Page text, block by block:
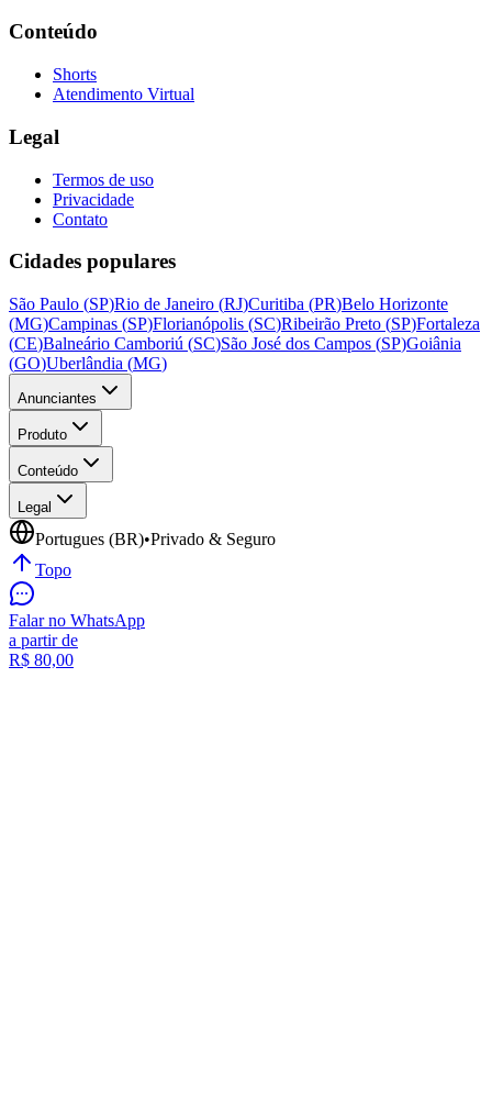
Conteúdo
Shorts
Atendimento Virtual
Legal
Termos de uso
Privacidade
Contato
Cidades populares
São Paulo (SP)Rio de Janeiro (RJ)Curitiba (PR)Belo Horizonte
(MG)Campinas (SP)Florianópolis (SC)Ribeirão Preto (SP)Fortaleza
(CE)Balneário Camboriú (SC)São José dos Campos (SP)Goiânia
(GO)Uberlândia (MG)
Anunciantes
Produto
Conteúdo
Legal
Portugues (BR)•Privado & Seguro
Topo
Falar no WhatsApp
a partir de
R$ 80,00